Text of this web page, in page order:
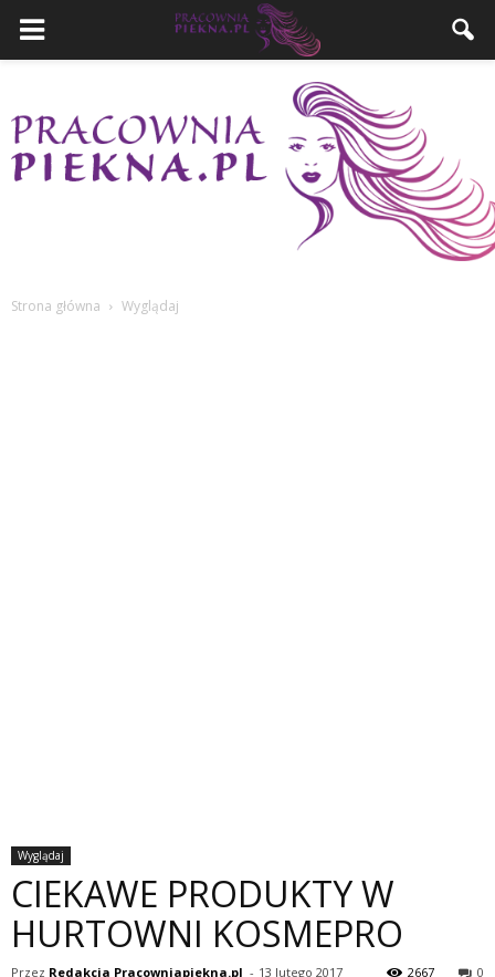
Strona główna Wyglądaj
Wyglądaj
CIEKAWE PRODUKTY W
HURTOWNI KOSMEPRO
Przez Redakcja Pracowniapiekna.pl - 13 lutego 2017 0
2667